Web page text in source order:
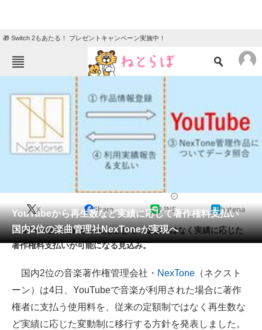
🎁 Switch 2もあたる！ プレゼントキャンペーン実施中！
ねとらぼメニュー
TOP ニュース
クイズ
グルメ 地域
教育・育児
リサーチ
会員記事
メディア
ITの今と未来を見通す
スマホと通信の最新トレンド
YouTubeから再生数など実績に応じて著作権料支払い
国内2位の楽曲管理社NexToneが実現へ
X Share LINE hatena
YouTubeと新契約を結んだことで、定額ではなく実績に応じた
著作権料支払いが可能になる見込み。
国内2位の音楽著作権管理会社・ NexTone （ネクスト
ーン）は4日、YouTubeで音楽が利用された場合に著作
権者に支払う使用料を、従来の定額制ではなく再生数な
ど実績に応じた変動制に移行する方針を発表しました。